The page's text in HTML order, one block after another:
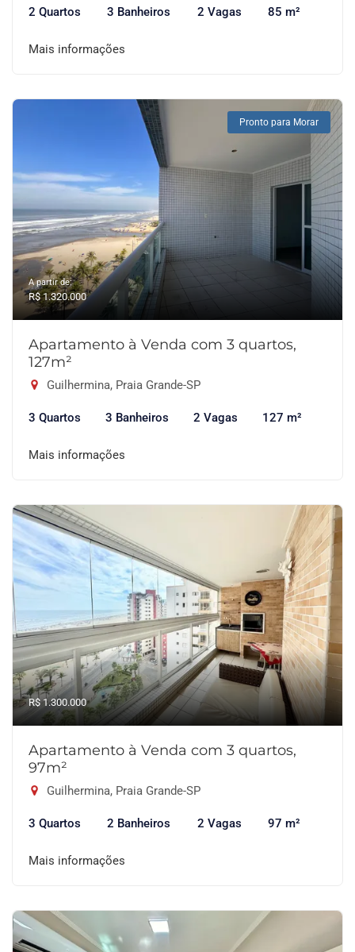
2 Quartos 3 Banheiros 2 Vagas 85 m²
Mais informações
Pronto para Morar
A partir de:
R$ 1.320.000
Apartamento à Venda com 3 quartos,
127m²
Guilhermina, Praia Grande-SP
3 Quartos 3 Banheiros 2 Vagas 127 m²
Mais informações
R$ 1.300.000
Apartamento à Venda com 3 quartos,
97m²
Guilhermina, Praia Grande-SP
3 Quartos 2 Banheiros 2 Vagas 97 m²
Mais informações